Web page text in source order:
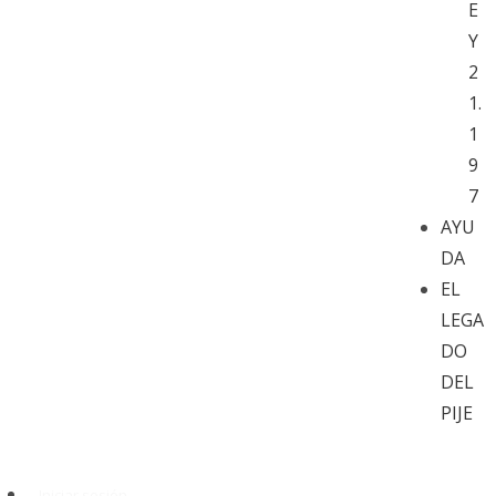
E
Y
2
1.
1
9
7
AYU
DA
EL
LEGA
DO
DEL
PIJE